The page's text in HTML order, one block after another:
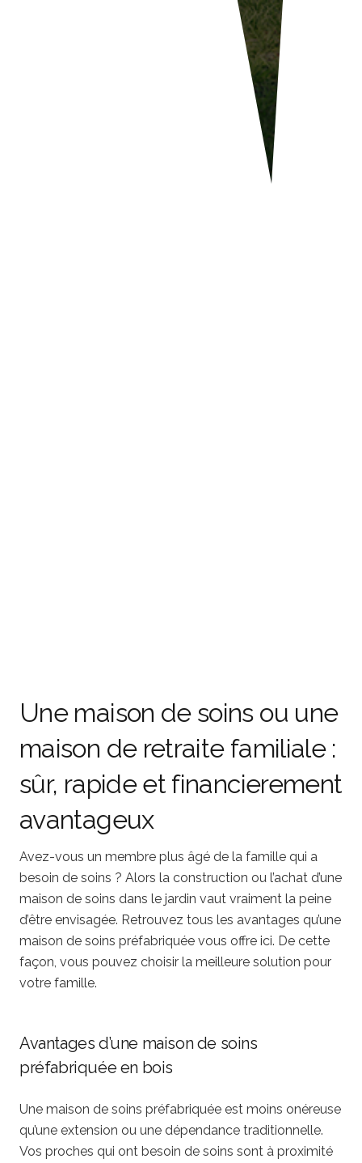
Une maison de soins ou une
maison de retraite familiale :
sûr, rapide et financierement
avantageux
Avez-vous un membre plus âgé de la famille qui a
besoin de soins ? Alors la construction ou l’achat d’une
maison de soins dans le jardin vaut vraiment la peine
d’être envisagée. Retrouvez tous les avantages qu’une
maison de soins préfabriquée vous offre ici. De cette
façon, vous pouvez choisir la meilleure solution pour
votre famille.
Avantages d’une maison de soins
préfabriquée en bois
Une maison de soins préfabriquée est moins onéreuse
qu’une extension ou une dépendance traditionnelle.
Vos proches qui ont besoin de soins sont à proximité